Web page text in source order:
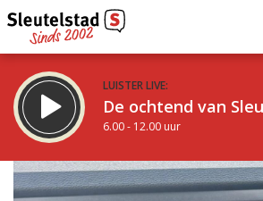
LUISTER LIVE:
De ochtend van
6.00 - 12.00 uur
STRAKS:
De middag van Sleutelstad